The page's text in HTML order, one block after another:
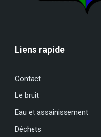
Liens rapide
Contact
Le bruit
Eau et assainissement
Déchets